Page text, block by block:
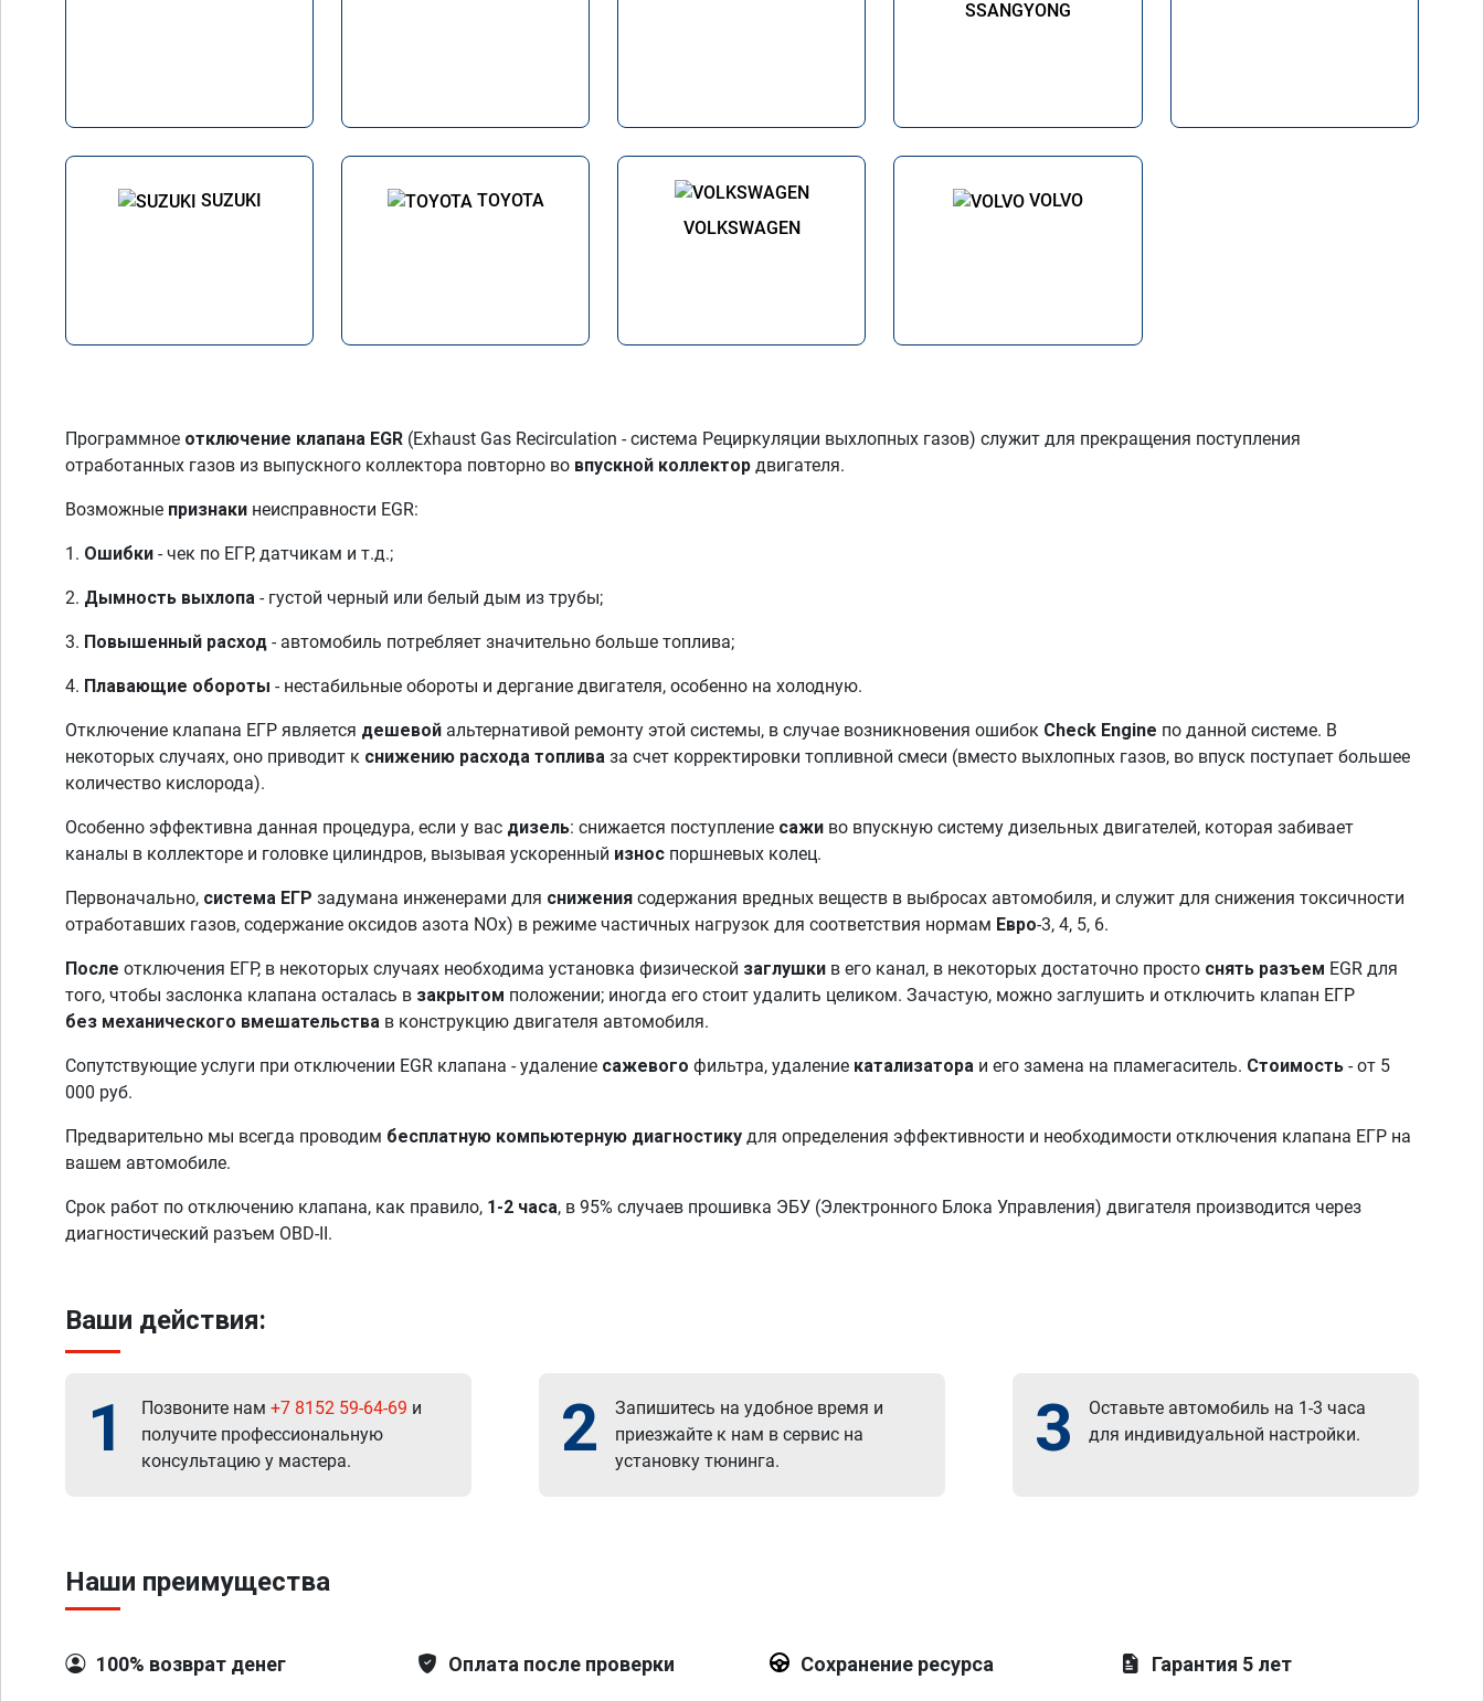
SSANGYONG
SUZUKI
TOYOTA
VOLKSWAGEN
VOLVO
Программное отключение клапана EGR (Exhaust Gas Recirculation - система Рециркуляции выхлопных газов) служит для прекращения поступления
отработанных газов из выпускного коллектора повторно во впускной коллектор двигателя.
Возможные признаки неисправности EGR:
1. Ошибки - чек по ЕГР, датчикам и т.д.;
2. Дымность выхлопа - густой черный или белый дым из трубы;
3. Повышенный расход - автомобиль потребляет значительно больше топлива;
4. Плавающие обороты - нестабильные обороты и дергание двигателя, особенно на холодную.
Отключение клапана ЕГР является дешевой альтернативой ремонту этой системы, в случае возникновения ошибок Check Engine по данной системе. В
некоторых случаях, оно приводит к снижению расхода топлива за счет корректировки топливной смеси (вместо выхлопных газов, во впуск поступает большее
количество кислорода).
Особенно эффективна данная процедура, если у вас дизель: снижается поступление сажи во впускную систему дизельных двигателей, которая забивает
каналы в коллекторе и головке цилиндров, вызывая ускоренный износ поршневых колец.
Первоначально, система ЕГР задумана инженерами для снижения содержания вредных веществ в выбросах автомобиля, и служит для снижения токсичности
отработавших газов, содержание оксидов азота NOx) в режиме частичных нагрузок для соответствия нормам Евро-3, 4, 5, 6.
После отключения ЕГР, в некоторых случаях необходима установка физической заглушки в его канал, в некоторых достаточно просто снять разъем EGR для
того, чтобы заслонка клапана осталась в закрытом положении; иногда его стоит удалить целиком. Зачастую, можно заглушить и отключить клапан ЕГР
без механического вмешательства в конструкцию двигателя автомобиля.
Сопутствующие услуги при отключении EGR клапана - удаление сажевого фильтра, удаление катализатора и его замена на пламегаситель. Стоимость - от 5
000 руб.
Предварительно мы всегда проводим бесплатную компьютерную диагностику для определения эффективности и необходимости отключения клапана ЕГР на
вашем автомобиле.
Срок работ по отключению клапана, как правило, 1-2 часа, в 95% случаев прошивка ЭБУ (Электронного Блока Управления) двигателя производится через
диагностический разъем OBD-II.
Ваши действия:
1 Позвоните нам +7 8152 59-64-69 и
получите профессиональную
консультацию у мастера.
2
Запишитесь на удобное время и
приезжайте к нам в сервис на
установку тюнинга.
3
Оставьте автомобиль на 1-3 часа
для индивидуальной настройки.
Наши преимущества
100% возврат денег Оплата после проверки Сохранение ресурса Гарантия 5 лет